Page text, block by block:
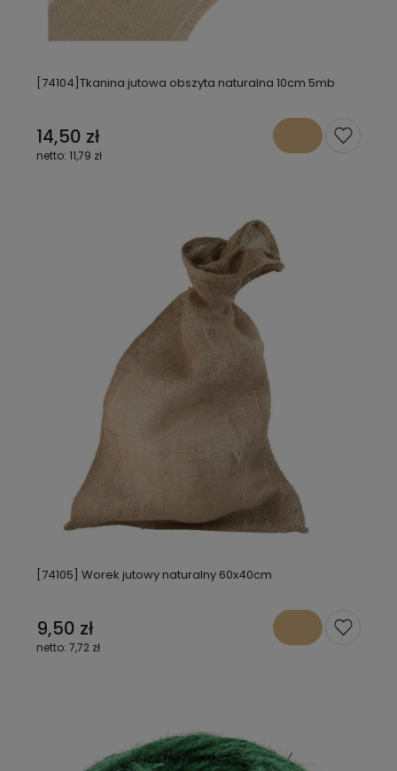
[74104]Tkanina jutowa obszyta naturalna 10cm 5mb
14,50 zł
11,79 zł
[74105] Worek jutowy naturalny 60x40cm
9,50 zł
7,72 zł